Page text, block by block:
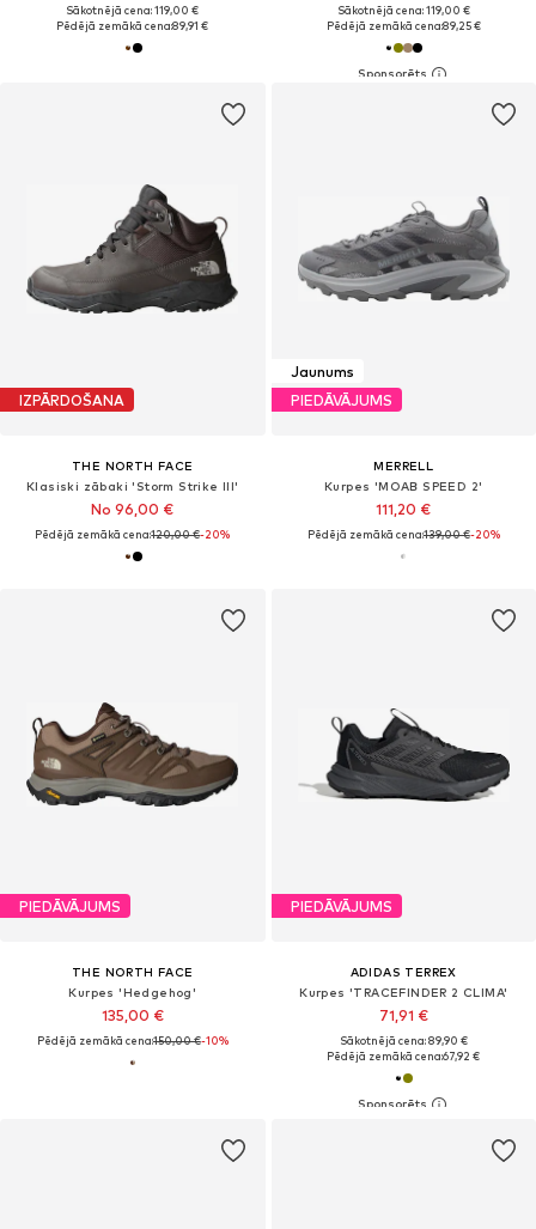
Sākotnējā cena: 119,00 €
Pēdējā zemākā cena:89,91 €
Sākotnējā cena: 119,00 €
Pēdējā zemākā cena:89,25 €
IZPĀRDOŠANA
THE NORTH FACE
Klasiski zābaki 'Storm Strike III'
No 96,00 €
Pēdējā zemākā cena:120,00 €-20%
Jaunums
PIEDĀVĀJUMS
MERRELL
Kurpes 'MOAB SPEED 2'
111,20 €
Pēdējā zemākā cena:139,00 €-20%
PIEDĀVĀJUMS
THE NORTH FACE
Kurpes 'Hedgehog'
135,00 €
Pēdējā zemākā cena:150,00 €-10%
PIEDĀVĀJUMS
ADIDAS TERREX
Kurpes 'TRACEFINDER 2 CLIMA'
71,91 €
Sākotnējā cena: 89,90 €
Pēdējā zemākā cena:67,92 €